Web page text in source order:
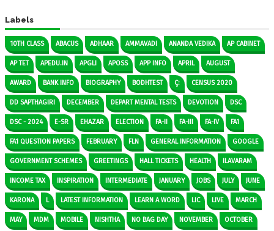
Labels
10TH CLASS ABACUS ADHAAR AMMAVADI ANANDA VEDIKA AP CABINET
AP TET APEDU.IN APGLI APOSS APP INFO APRIL AUGUST
AWARD BANK INFO BIOGRAPHY BODHTEST Ç: CENSUS 2020
DD SAPTHAGIRI DECEMBER DEPART MENTAL TESTS DEVOTION DSC
DSC - 2024 E-SR EHAZAR ELECTION FA-II FA-III FA-IV FA1
FA1 QUESTION PAPERS FEBRUARY FLN GENERAL INFORMATION GOOGLE
GOVERNMENT SCHEMES GREETINGS HALL TICKETS HEALTH ILAVARAM
INCOME TAX INSPIRATION INTERMEDIATE JANUARY JOBS JULY JUNE
KARONA L LATEST INFORMATION LEARN A WORD LIC LIVE MARCH
MAY MDM MOBILE NISHTHA NO BAG DAY NOVEMBER OCTOBER